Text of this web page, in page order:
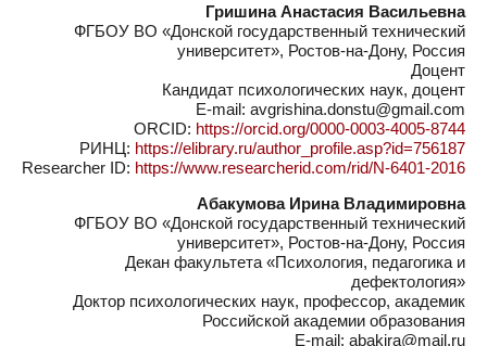
Гришина Анастасия Васильевна
ФГБОУ ВО «Донской государственный технический
университет», Ростов-на-Дону, Россия
Доцент
Кандидат психологических наук, доцент
E-mail: avgrishina.donstu@gmail.com
ORCID: https://orcid.org/0000-0003-4005-8744
РИНЦ: https://elibrary.ru/author_profile.asp?id=756187
Researcher ID: https://www.researcherid.com/rid/N-6401-2016
Абакумова Ирина Владимировна
ФГБОУ ВО «Донской государственный технический
университет», Ростов-на-Дону, Россия
Декан факультета «Психология, педагогика и
дефектология»
Доктор психологических наук, профессор, академик
Российской академии образования
E-mail: abakira@mail.ru